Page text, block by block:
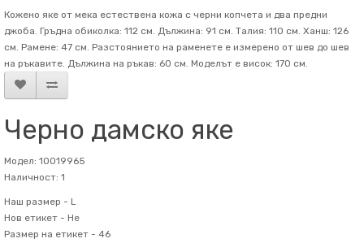
Кожено яке от мека естествена кожа с черни копчета и два предни
джоба. Гръдна обиколка: 112 см. Дължина: 91 см. Талия: 110 см. Ханш: 126
см. Рамене: 47 см. Разстоянието на раменете е измерено от шев до шев
на ръкавите. Дължина на ръкав: 60 см. Mоделът е висок: 170 см.
Черно дамско яке
Модел: 10019965
Наличност: 1
Наш размер - L
Нов етикет - Не
Размер на етикет - 46